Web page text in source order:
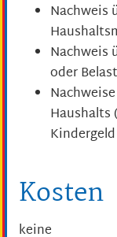
Nachweis
Nachweis
oder
Haushalts
Kosten
keine